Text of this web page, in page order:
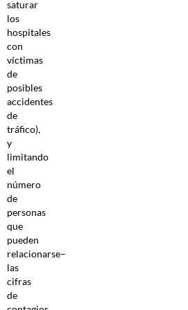
saturar
los
hospitales
con
víctimas
de
posibles
accidentes
de
tráfico),
y
limitando
el
número
de
personas
que
pueden
relacionarse–
las
cifras
de